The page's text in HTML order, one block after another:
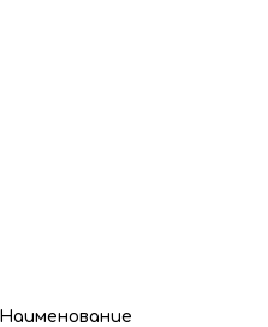
Наименование